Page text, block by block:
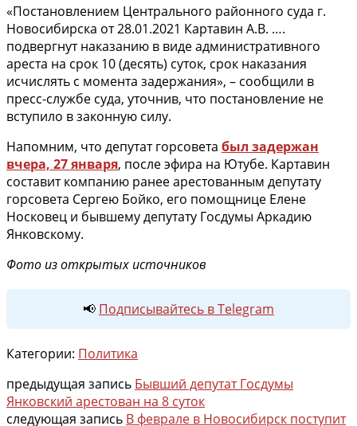
«Постановлением Центрального районного суда г.
Новосибирска от 28.01.2021 Картавин А.В. ….
подвергнут наказанию в виде административного
ареста на срок 10 (десять) суток, срок наказания
исчислять с момента задержания», – сообщили в
пресс-службе суда, уточнив, что постановление не
вступило в законную силу.
Напомним, что депутат горсовета был задержан
вчера, 27 января, после эфира на Ютубе. Картавин
составит компанию ранее арестованным депутату
горсовета Сергею Бойко, его помощнице Елене
Носковец и бывшему депутату Госдумы Аркадию
Янковскому.
Фото из открытых источников
📢 Подписывайтесь в Telegram
Категории: Политика
предыдущая запись Бывший депутат Госдумы
Янковский арестован на 8 суток
следующая запись В феврале в Новосибирск поступит